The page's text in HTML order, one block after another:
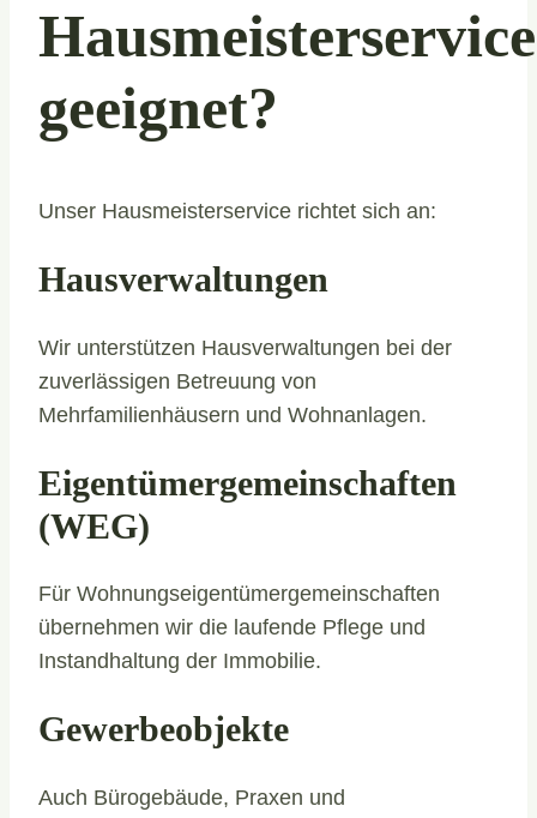
Hausmeisterservice
geeignet?
Unser Hausmeisterservice richtet sich an:
Hausverwaltungen
Wir unterstützen Hausverwaltungen bei der
zuverlässigen Betreuung von
Mehrfamilienhäusern und Wohnanlagen.
Eigentümergemeinschaften
(WEG)
Für Wohnungseigentümergemeinschaften
übernehmen wir die laufende Pflege und
Instandhaltung der Immobilie.
Gewerbeobjekte
Auch Bürogebäude, Praxen und